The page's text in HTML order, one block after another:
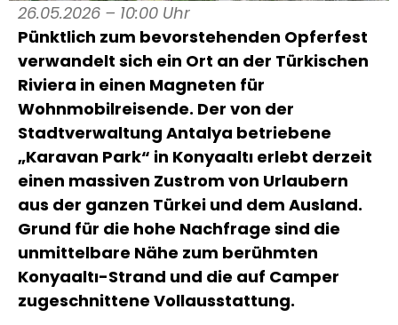
26.05.2026 – 10:00 Uhr
Pünktlich zum bevorstehenden Opferfest
verwandelt sich ein Ort an der Türkischen
Riviera in einen Magneten für
Wohnmobilreisende. Der von der
Stadtverwaltung Antalya betriebene
„Karavan Park“ in Konyaaltı erlebt derzeit
einen massiven Zustrom von Urlaubern
aus der ganzen Türkei und dem Ausland.
Grund für die hohe Nachfrage sind die
unmittelbare Nähe zum berühmten
Konyaaltı-Strand und die auf Camper
zugeschnittene Vollausstattung.